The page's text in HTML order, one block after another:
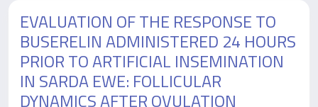
EVALUATION OF THE RESPONSE TO
BUSERELIN ADMINISTERED 24 HOURS
PRIOR TO ARTIFICIAL INSEMINATION
IN SARDA EWE: FOLLICULAR
DYNAMICS AFTER OVULATION